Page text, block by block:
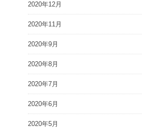
2020年12月
2020年11月
2020年9月
2020年8月
2020年7月
2020年6月
2020年5月